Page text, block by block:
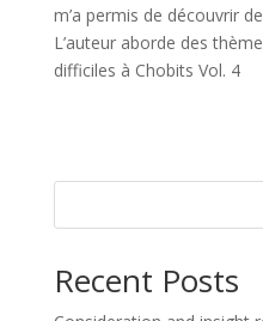
m’a permis de découvrir
L’auteur aborde des
difficiles à Chobits Vol. 4
Recent Posts